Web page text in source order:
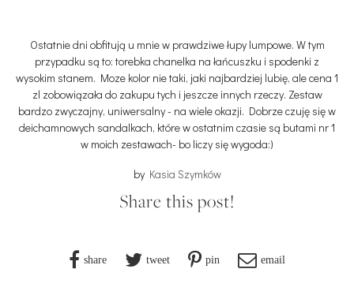
Ostatnie dni obfitują u mnie w prawdziwe łupy lumpowe. W tym
przypadku są to: torebka chanelka na łańcuszku i spodenki z
wysokim stanem. Moze kolor nie taki, jaki najbardziej lubię, ale cena 1
zl zobowiązała do zakupu tych i jeszcze innych rzeczy. Zestaw
bardzo zwyczajny, uniwersalny - na wiele okazji. Dobrze czuję się w
deichamnowych sandalkach, które w ostatnim czasie są butami nr 1
w moich zestawach- bo liczy się wygoda:)
by Kasia Szymków
Share this post!
share tweet pin email